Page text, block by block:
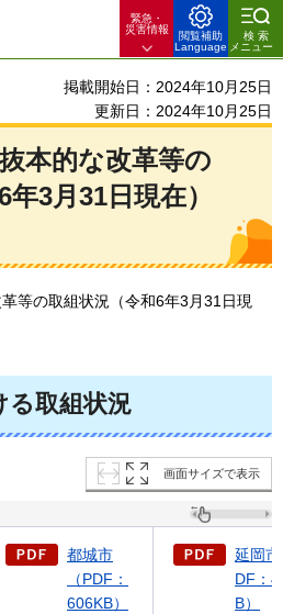
緊急・
災害情報
閲覧補助
Language
検索
メニュー
掲載開始日：2024年10月25日
更新日：2024年10月25日
本的な改革等の
3月31日現在）
等の取組状況（令和6年3月31日現
る取組状況
画面サイズで表示
都城市
（PDF：
606KB）
延岡
DF：
B）